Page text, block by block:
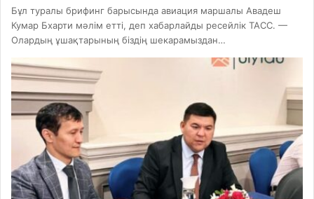
Бұл туралы брифинг барысында авиация маршалы Авадеш
Кумар Бхарти мәлім етті, деп хабарлайды ресейлік ТАСС. —
Олардың ұшақтарының біздің шекарамыздан…